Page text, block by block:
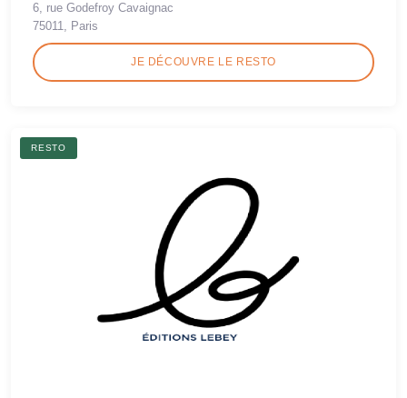
6, rue Godefroy Cavaignac
75011, Paris
JE DÉCOUVRE LE RESTO
RESTO